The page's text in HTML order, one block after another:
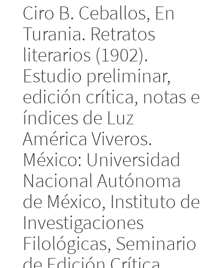
Ciro B. Ceballos, En
Turania. Retratos
literarios (1902).
Estudio preliminar,
edición crítica, notas e
índices de Luz
América Viveros.
México: Universidad
Nacional Autónoma
de México, Instituto de
Investigaciones
Filológicas, Seminario